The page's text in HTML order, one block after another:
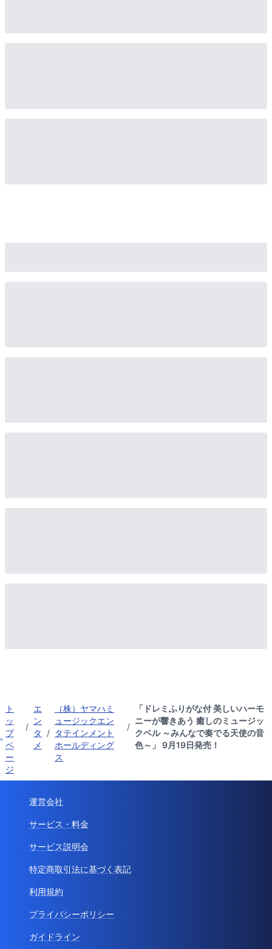
ト
ッ
プ
ペ
ー
ジ
/
エ
ン
タ
メ
/
（株）ヤマハミ
ュージックエン
タテインメント
ホールディング
ス
/
「ドレミふりがな付 美しいハーモ
ニーが響きあう 癒しのミュージッ
クベル ～みんなで奏でる天使の音
色～」 9月19日発売！
運営会社
サービス・料金
サービス説明会
特定商取引法に基づく表記
利用規約
プライバシーポリシー
ガイドライン